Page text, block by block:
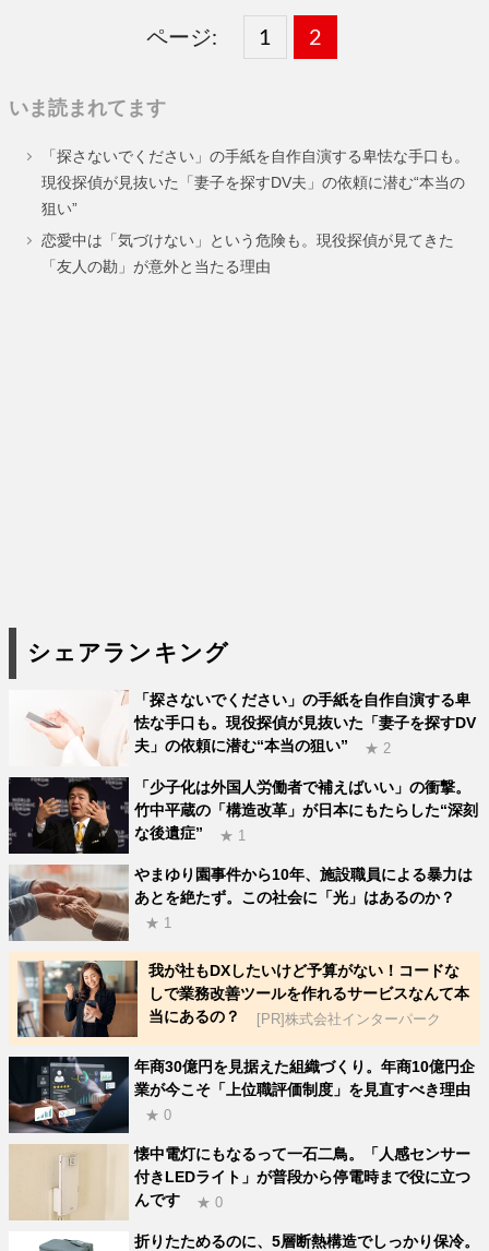
ページ:
固
ー
1 ,
固
ー
2
いま読まれてます
「探さないでください」の手紙を自作自演する卑怯な手口も。
現役探偵が見抜いた「妻子を探すDV夫」の依頼に潜む“本当の
狙い”
恋愛中は「気づけない」という危険も。現役探偵が見てきた
「友人の勘」が意外と当たる理由
シェアランキング
「探さないでください」の手紙を自作自演する卑
怯な手口も。現役探偵が見抜いた「妻子を探すDV
夫」の依頼に潜む“本当の狙い”
★ 2
「少子化は外国人労働者で補えばいい」の衝撃。
竹中平蔵の「構造改革」が日本にもたらした“深刻
な後遺症”
★ 1
やまゆり園事件から10年、施設職員による暴力は
あとを絶たず。この社会に「光」はあるのか？
★ 1
我が社もDXしたいけど予算がない！コードな
しで業務改善ツールを作れるサービスなんて本
当にあるの？
[PR]株式会社インターパーク
年商30億円を見据えた組織づくり。年商10億円企
業が今こそ「上位職評価制度」を見直すべき理由
★ 0
懐中電灯にもなるって一石二鳥。「人感センサー
付きLEDライト」が普段から停電時まで役に立つ
んです
★ 0
折りたためるのに、5層断熱構造でしっかり保冷。